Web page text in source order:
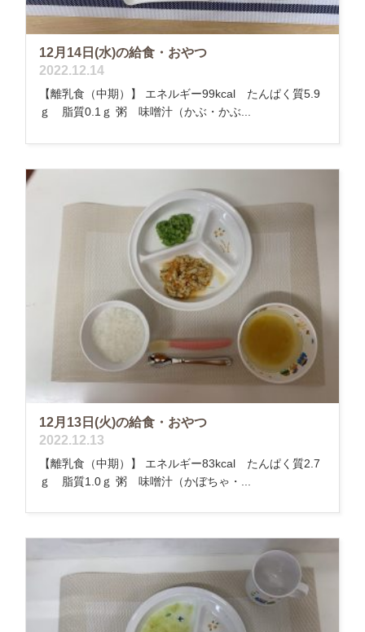
12月14日(水)の給食・おやつ
2022.12.14
【離乳食（中期）】 エネルギー99kcal たんぱく質5.9
ｇ 脂質0.1ｇ 粥 味噌汁（かぶ・かぶ...
12月13日(火)の給食・おやつ
2022.12.13
【離乳食（中期）】 エネルギー83kcal たんぱく質2.7
ｇ 脂質1.0ｇ 粥 味噌汁（かぼちゃ・...